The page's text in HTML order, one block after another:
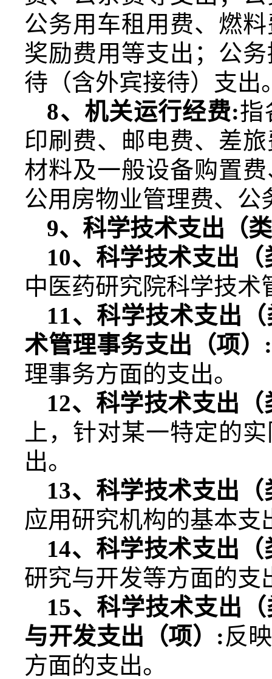
公务用车租用费、燃
奖励费用等支出；公
待（含外宾接待）支出
8、机关运行经费:指
印刷费、邮电费、差
材料及一般设备购置
公用房物业管理费、
9、科学技术支出（
10、科学技术支出
中医药研究院科学技
11、科学技术支出
术管理事务支出（项） :
理事务方面的支出。
12、科学技术支出
上，针对某一特定的
出。
13、科学技术支出
应用研究机构的基本支
14、科学技术支出
研究与开发等方面的支
15、科学技术支出
与开发支出（项） :反
方面的支出。